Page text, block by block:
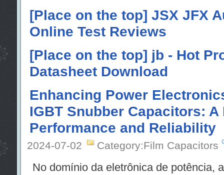
[Place on the top] JSX JFX
Online Test Reviews
[Place on the top] jb - Hot
Datasheet Download
Enhancing Power
IGBT Snubber Capacitors: A
Performance and Reliability
2024-07-02 Category:Film Capacitors
No domínio da eletrônica de potência,